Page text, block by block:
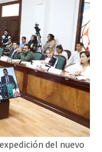
del nuevo